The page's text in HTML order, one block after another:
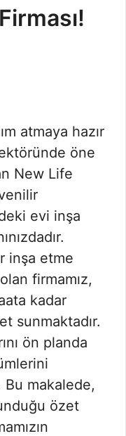
atmaya hazır
öne
New Life
evi inşa
inşa etme
firmamız,
kadar
sunmaktadır.
ön planda
Bu makalede,
özet